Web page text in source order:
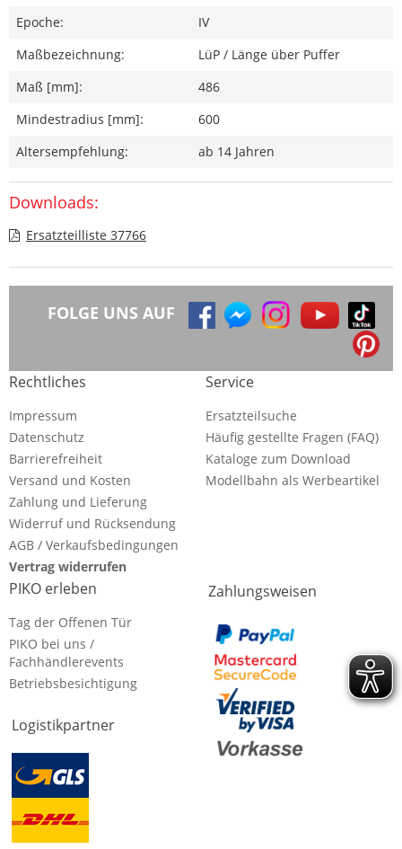
Epoche:
IV
Maßbezeichnung:
LüP / Länge über Puffer
Maß [mm]:
486
Mindestradius [mm]:
600
Altersempfehlung:
ab 14 Jahren
Downloads:
Ersatzteilliste 37766
FOLGE UNS AUF
Rechtliches
Impressum
Datenschutz
Barrierefreiheit
Versand und Kosten
Zahlung und Lieferung
Widerruf und Rücksendung
AGB / Verkaufsbedingungen
Vertrag widerrufen
Service
Ersatzteilsuche
Häufig gestellte Fragen (FAQ)
Kataloge zum Download
Modellbahn als Werbeartikel
PIKO erleben
Tag der Offenen Tür
PIKO bei uns /
Fachhändlerevents
Betriebsbesichtigung
Logistikpartner
Zahlungsweisen